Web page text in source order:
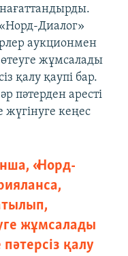
Диалог»
аукционмен
жұмсалады
қалу қаупі бар.
пәтерден аресті
кеңес
«Норд-
жұмсалады
қалу